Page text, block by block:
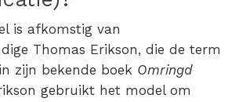
is afkomstig van
Thomas Erikson, die de term
zijn bekende boek Omringd
gebruikt het model om